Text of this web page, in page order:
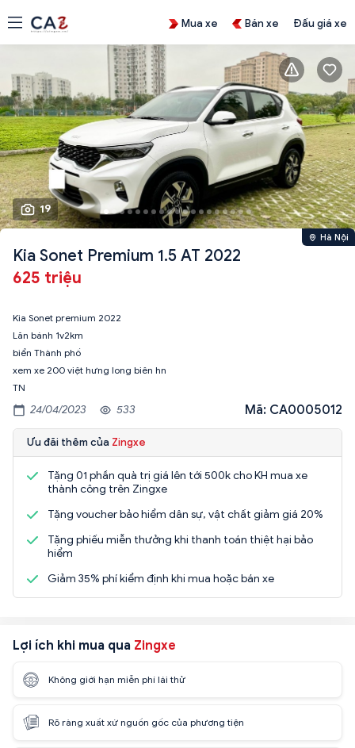
Mua xe Bán xe Đấu giá xe
19
Hà Nội
Kia Sonet Premium 1.5 AT 2022
625 triệu
Kia Sonet premium 2022
Lăn bánh 1v2km
biển Thành phố
xem xe 200 việt hưng long biên hn
TN
24/04/2023 533 Mã: CA0005012
Ưu đãi thêm của Zingxe
Tặng 01 phần quà trị giá lên tới 500k cho KH mua xe
thành công trên Zingxe
Tặng voucher bảo hiểm dân sự, vật chất giảm giá 20%
Tặng phiếu miễn thưởng khi thanh toán thiệt hại bảo
hiểm
Giảm 35% phí kiểm định khi mua hoặc bán xe
Lợi ích khi mua qua Zingxe
Không giới hạn miễn phí lái thử
Rõ ràng xuất xứ nguồn gốc của phương tiện